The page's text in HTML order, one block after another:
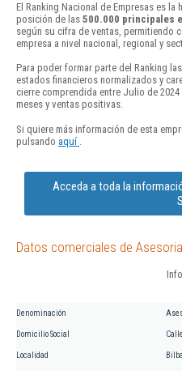
El Ranking Nacional de Empresas es la
posición de las 500.000 principales
según su cifra de ventas, permitiendo
empresa a nivel nacional, regional y
Para poder formar parte del Ranking
estados financieros normalizados y
cierre comprendida entre Julio de
meses y ventas positivas.
Si quiere más información de esta
pulsando aquí
Acceda a toda la
Datos comerciales de
Denominación
Domicilio Social
Localidad